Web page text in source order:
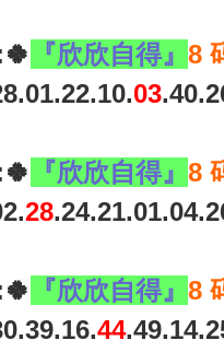
『欣欣自得』 8
03
『欣欣自得』 8
28
『欣欣自得』 8
44